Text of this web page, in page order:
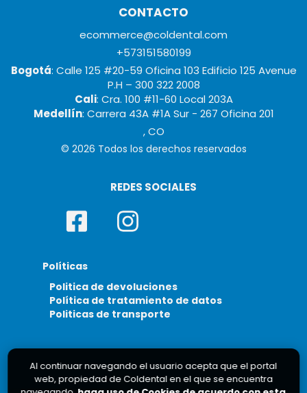
CONTACTO
ecommerce@coldental.com
+573151580199
Bogotá: Calle 125 #20-59 Oficina 103 Edificio 125 Avenue
P.H – 300 322 2008
Cali: Cra. 100 #11-60 Local 203A
Medellín: Carrera 43A #1A Sur - 267 Oficina 201
, CO
© 2026 Todos los derechos reservados
REDES SOCIALES
Políticas
Politica de devoluciones
Política de tratamiento de datos
Politicas de transporte
Al continuar navegando el usuario acepta que el portal
web, propiedad de Coldental en el que se encuentra